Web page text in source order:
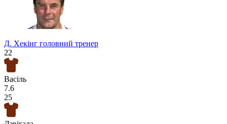
Д. Хекінг головний тренер
22
Васіль
7.6
25